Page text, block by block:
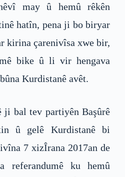
may û hemû rêkên
hatîn, pena ji bo biryar
kirina çarenivîsa xwe bir,
bike û li vir hengava
Kurdistanê avêt.
ji bal tev partiyên Başûrê
û gelê Kurdistanê bi
7 xizÎrana 2017an de
referandumê ku hemû